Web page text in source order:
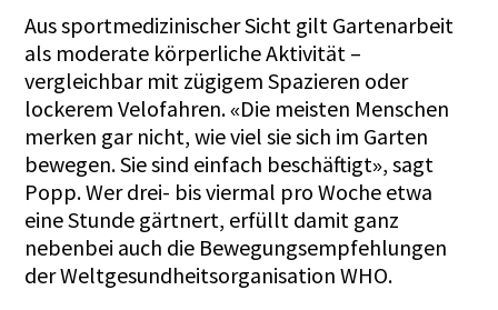
Aus sportmedizinischer Sicht gilt Gartenarbeit
als moderate körperliche Aktivität –
vergleichbar mit zügigem Spazieren oder
lockerem Velofahren.«Die meisten Menschen
merken gar nicht, wie viel sie sich im Garten
bewegen. Sie sind einfach beschäftigt», sagt
Popp. Wer drei- bis viermal pro Woche etwa
eine Stunde gärtnert, erfüllt damit ganz
nebenbei auch die Bewegungsempfehlungen
der Weltgesundheitsorganisation WHO.